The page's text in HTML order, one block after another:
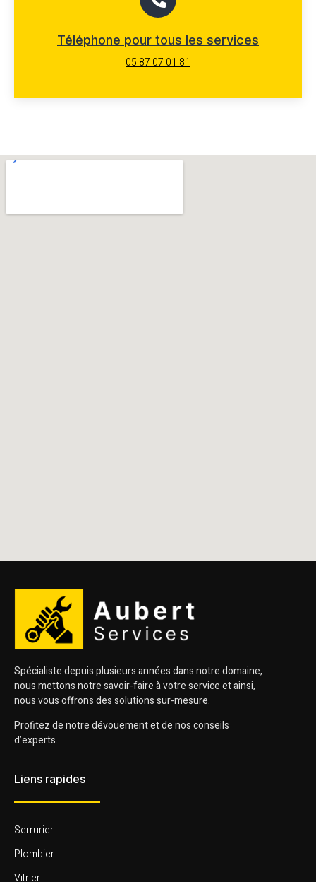
Téléphone pour tous les services
05 87 07 01 81
Spécialiste depuis plusieurs années dans notre domaine,
nous mettons notre savoir-faire à votre service et ainsi,
nous vous offrons des solutions sur-mesure.
Profitez de notre dévouement et de nos conseils
d’experts.
Liens rapides
Serrurier
Plombier
Vitrier